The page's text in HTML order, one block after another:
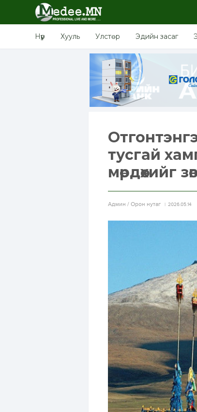
Нүүр Хууль Улстөр Эдийн засаг
тусгай
мөрдөхийг
Aдмин / Орон нутаг 2026.05.14